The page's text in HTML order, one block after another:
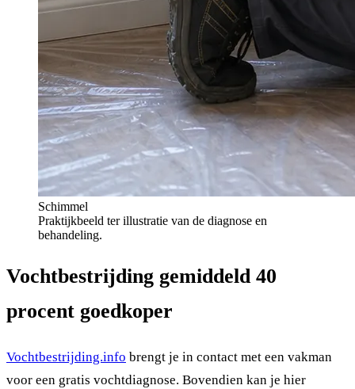
Schimmel
Praktijkbeeld ter illustratie van de diagnose en
behandeling.
Vochtbestrijding gemiddeld 40
procent goedkoper
Vochtbestrijding.info brengt je in contact met een vakman
voor een gratis vochtdiagnose. Bovendien kan je hier